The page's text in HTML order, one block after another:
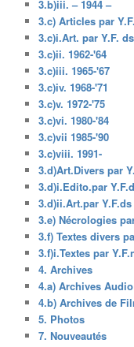
3.b)iii. – 1944 –
3.c) Articles par
3.c)i.Art. par Y.F.
3.c)ii. 1962-'64
3.c)iii. 1965-'67
3.c)iv. 1968-'71
3.c)v. 1972-'75
3.c)vi. 1980-'84
3.c)vii 1985-'90
3.c)viii. 1991-
3.d)Art.Divers par
3.d)i.Edito.par
3.d)ii.Art.par Y.F.ds
3.e) Nécrologies
3.f) Textes divers
3.f)i.Textes par
4. Archives
4.a) Archives Audio
4.b) Archives de
5. Photos
7. Nouveautés